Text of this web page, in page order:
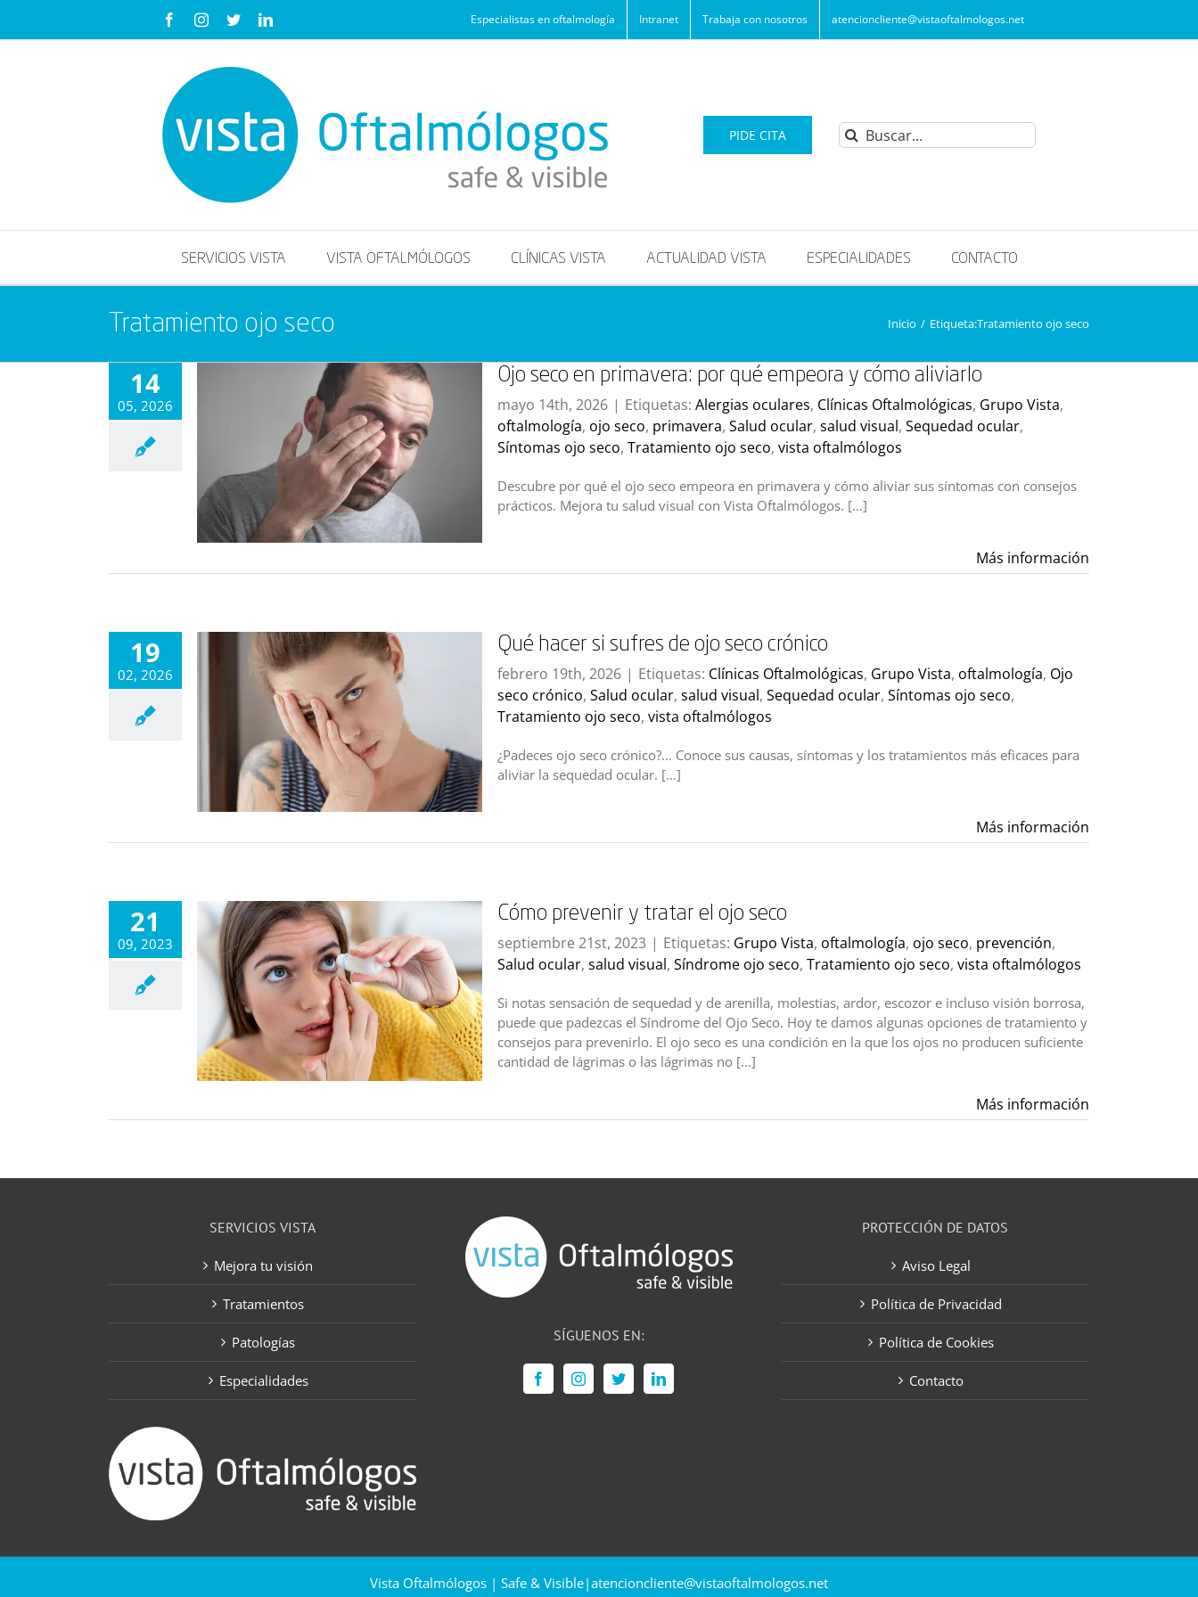
FacebookInstagram
TwitterLinkedIn Especialistas en oftalmología Intranet Trabaja con nosotros atencioncliente@vistaoftalmologos.net
PIDE CITA Buscar:
SERVICIOS VISTA VISTA OFTALMÓLOGOS CLÍNICAS VISTA ACTUALIDAD VISTA ESPECIALIDADES CONTACTO
Tratamiento ojo seco Inicio / Etiqueta:Tratamiento ojo seco
14
05, 2026
Ojo seco en primavera: por qué empeora y cómo aliviarlo
mayo 14th, 2026 | Etiquetas: Alergias oculares, Clínicas Oftalmológicas, Grupo Vista,
oftalmología, ojo seco, primavera, Salud ocular, salud visual, Sequedad ocular,
Síntomas ojo seco, Tratamiento ojo seco, vista oftalmólogos
Descubre por qué el ojo seco empeora en primavera y cómo aliviar sus síntomas con consejos
prácticos. Mejora tu salud visual con Vista Oftalmólogos. […]
Más información
19
02, 2026
Qué hacer si sufres de ojo seco crónico
febrero 19th, 2026 | Etiquetas: Clínicas Oftalmológicas, Grupo Vista, oftalmología, Ojo
seco crónico, Salud ocular, salud visual, Sequedad ocular, Síntomas ojo seco,
Tratamiento ojo seco, vista oftalmólogos
¿Padeces ojo seco crónico?… Conoce sus causas, síntomas y los tratamientos más eficaces para
aliviar la sequedad ocular. […]
Más información
21
09, 2023
Cómo prevenir y tratar el ojo seco
septiembre 21st, 2023 | Etiquetas: Grupo Vista, oftalmología, ojo seco, prevención,
Salud ocular, salud visual, Síndrome ojo seco, Tratamiento ojo seco, vista oftalmólogos
Si notas sensación de sequedad y de arenilla, molestias, ardor, escozor e incluso visión borrosa,
puede que padezcas el Síndrome del Ojo Seco. Hoy te damos algunas opciones de tratamiento y
consejos para prevenirlo. El ojo seco es una condición en la que los ojos no producen suficiente
cantidad de lágrimas o las lágrimas no [...]
Más información
SERVICIOS VISTA
Mejora tu visión
Tratamientos
Patologías
Especialidades
SÍGUENOS EN:
PROTECCIÓN DE DATOS
Aviso Legal
Política de Privacidad
Política de Cookies
Contacto
Vista Oftalmólogos | Safe & Visible|atencioncliente@vistaoftalmologos.net